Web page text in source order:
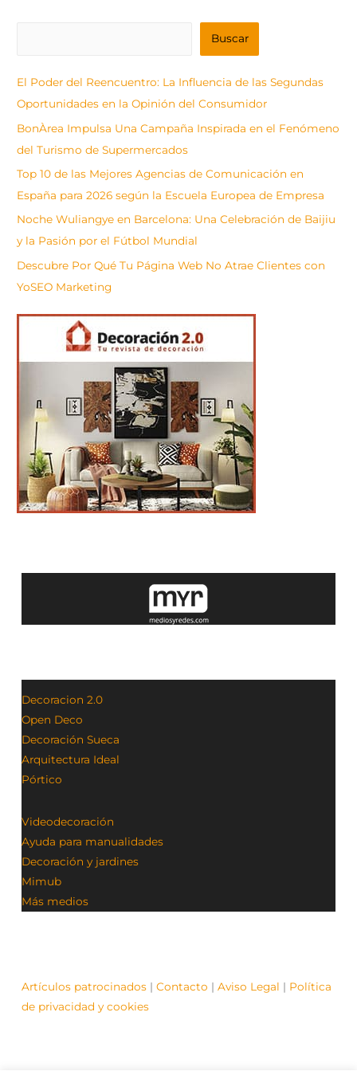
Buscar
El Poder del Reencuentro: La Influencia de las Segundas
Oportunidades en la Opinión del Consumidor
BonÀrea Impulsa Una Campaña Inspirada en el Fenómeno
del Turismo de Supermercados
Top 10 de las Mejores Agencias de Comunicación en
España para 2026 según la Escuela Europea de Empresa
Noche Wuliangye en Barcelona: Una Celebración de Baijiu
y la Pasión por el Fútbol Mundial
Descubre Por Qué Tu Página Web No Atrae Clientes con
YoSEO Marketing
Decoracion 2.0
Open Deco
Decoración Sueca
Arquitectura Ideal
Pórtico
Videodecoración
Ayuda para manualidades
Decoración y jardines
Mimub
Más medios
Artículos patrocinados |Contacto |Aviso Legal | Política
de privacidad y cookies